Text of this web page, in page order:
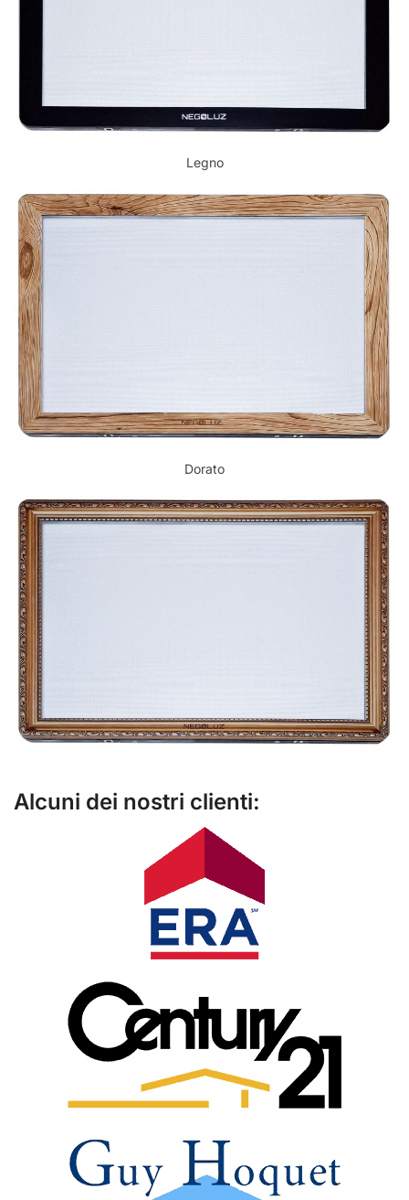
Legno
Dorato
Alcuni dei nostri clienti: